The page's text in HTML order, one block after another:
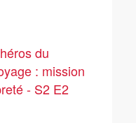
du
: mission
- S2 E2